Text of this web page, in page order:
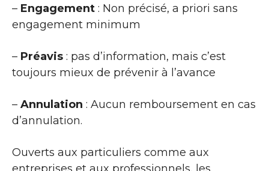
– Engagement : Non précisé, a priori sans
engagement minimum
– Préavis : pas d’information, mais c’est
toujours mieux de prévenir à l’avance
– Annulation : Aucun remboursement en cas
d’annulation.
Ouverts aux particuliers comme aux